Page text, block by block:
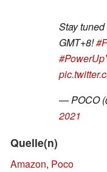
Stay
GMT+8!
— POCO
2021
Quelle(n)
Amazon, Poco